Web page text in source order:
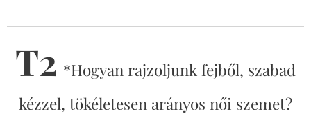
T2 *Hogyan rajzoljunk fejből, szabad
kézzel, tökéletesen arányos női szemet?